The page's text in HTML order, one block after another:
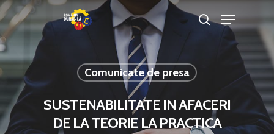
Hit enter to search or ESC to close
Comunicate de presa
SUSTENABILITATE IN AFACERI
DE LA TEORIE LA PRACTICA